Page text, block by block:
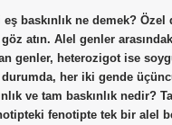
eş baskınlık ne demek? Özel
atın. Alel genler
genler, heterozigot ise
durumda, her iki gende
ve tam baskınlık nedir?
fenotipte tek bir alel